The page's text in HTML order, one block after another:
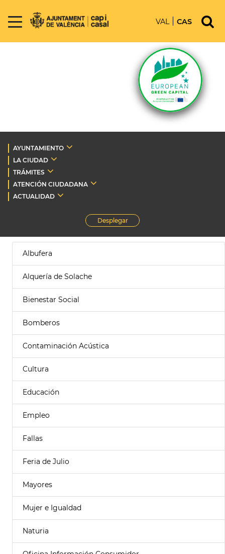
VAL CAS
AYUNTAMIENTO
LA CIUDAD
TRÁMITES
ATENCIÓN CIUDADANA
ACTUALIDAD
Desplegar
Albufera
Alquería de Solache
Bienestar Social
Bomberos
Contaminación Acústica
Cultura
Educación
Empleo
Fallas
Feria de Julio
Mayores
Mujer e Igualdad
Naturia